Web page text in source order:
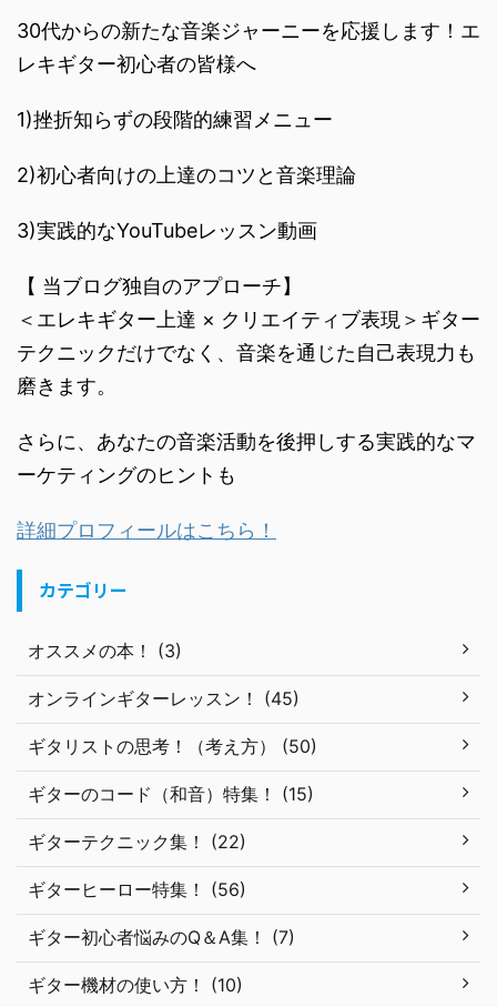
30代からの新たな音楽ジャーニーを応援します！エ
レキギター初心者の皆様へ
1)挫折知らずの段階的練習メニュー
2)初心者向けの上達のコツと音楽理論
3)実践的なYouTubeレッスン動画
【 当ブログ独自のアプローチ】
＜エレキギター上達 × クリエイティブ表現＞ギター
テクニックだけでなく、音楽を通じた自己表現力も
磨きます。
さらに、あなたの音楽活動を後押しする実践的なマ
ーケティングのヒントも
詳細プロフィールはこちら！
カテゴリー
オススメの本！ (3)
オンラインギターレッスン！ (45)
ギタリストの思考！（考え方） (50)
ギターのコード（和音）特集！ (15)
ギターテクニック集！ (22)
ギターヒーロー特集！ (56)
ギター初心者悩みのQ＆A集！ (7)
ギター機材の使い方！ (10)